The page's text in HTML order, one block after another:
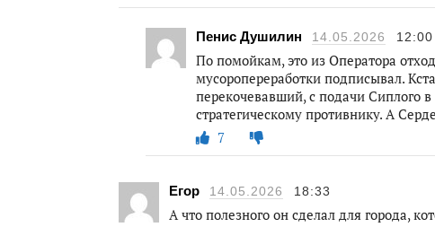
Пенис Душилин 14.05.2026 12:00
По помойкам, это из Оператора
мусоропереработки подписывал.
перекочевавший, с подачи Сиплого
стратегическому противнику. А
7
Егор 14.05.2026 18:33
А что полезного он сделал для города,